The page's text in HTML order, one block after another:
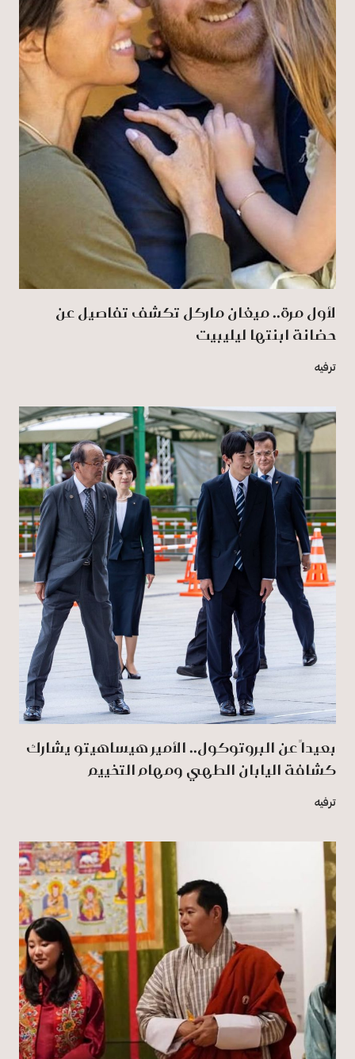
لأول مرة.. ميغان ماركل تكشف تفاصيل عن
حضانة ابنتها ليليبيت
ترفيه
بعيداً عن البروتوكول.. الأمير هيساهيتو يشارك
كشافة اليابان الطهي ومهام التخييم
ترفيه